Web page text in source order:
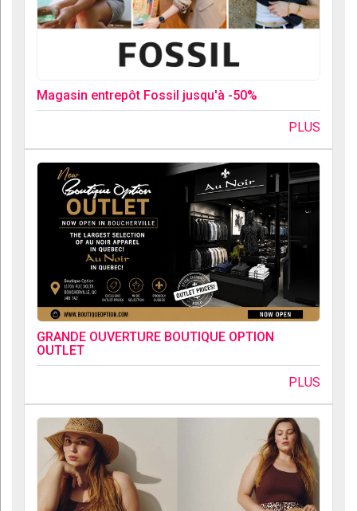
Magasin entrepôt Fossil jusqu'à -50%
PLUS
GRANDE OUVERTURE BOUTIQUE OPTION
OUTLET
PLUS